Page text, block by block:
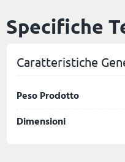
Specifiche
Caratteristiche
Peso Prodotto
Dimensioni